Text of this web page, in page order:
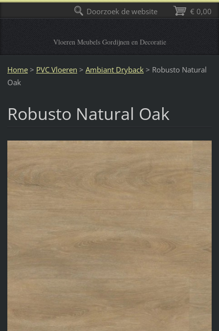
Vloeren Meubels Gordijnen en Decoratie
Home > PVC Vloeren > Ambiant Dryback > Robusto Natural
Oak
Robusto Natural Oak
€ 0,00
Doorzoek de website